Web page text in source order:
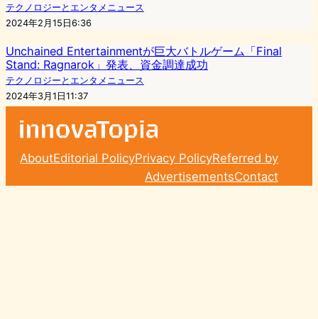
テクノロジーとエンタメニュース
2024年2月15日6:36
Unchained Entertainmentが巨大バトルゲーム「Final
Stand: Ragnarok」発表、資金調達成功
テクノロジーとエンタメニュース
2024年3月1日11:37
AboutEditorial PolicyPrivacy PolicyReferred by
AdvertisementsContact